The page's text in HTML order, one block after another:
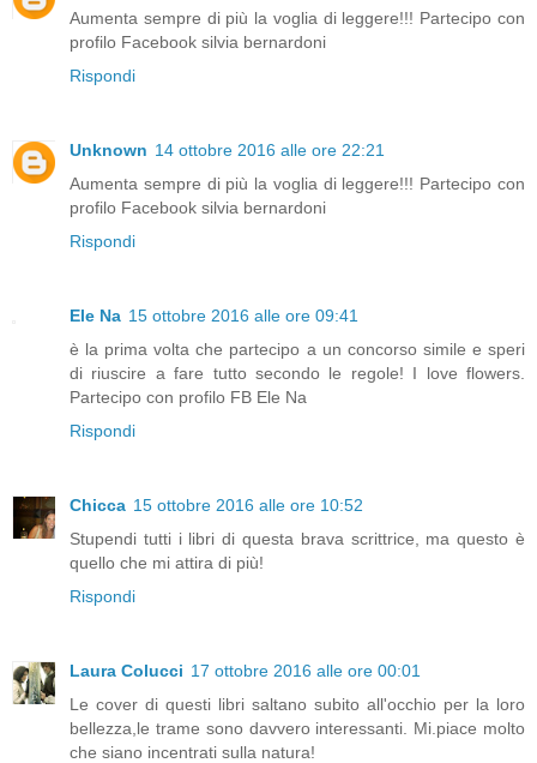
Aumenta sempre di più la voglia di leggere!!! Partecipo con
profilo Facebook silvia bernardoni
Rispondi
Unknown 14 ottobre 2016 alle ore 22:21
Aumenta sempre di più la voglia di leggere!!! Partecipo con
profilo Facebook silvia bernardoni
Rispondi
Ele Na 15 ottobre 2016 alle ore 09:41
è la prima volta che partecipo a un concorso simile e speri
di riuscire a fare tutto secondo le regole! I love flowers.
Partecipo con profilo FB Ele Na
Rispondi
Chicca 15 ottobre 2016 alle ore 10:52
Stupendi tutti i libri di questa brava scrittrice, ma questo è
quello che mi attira di più!
Rispondi
Laura Colucci 17 ottobre 2016 alle ore 00:01
Le cover di questi libri saltano subito all'occhio per la loro
bellezza,le trame sono davvero interessanti. Mi.piace molto
che siano incentrati sulla natura!